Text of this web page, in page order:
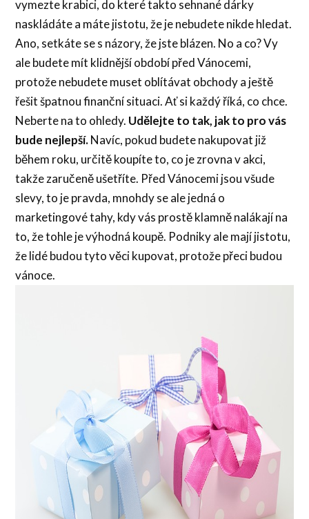
vymezte krabici, do které takto sehnané dárky
naskládáte a máte jistotu, že je nebudete nikde hledat.
Ano, setkáte se s názory, že jste blázen. No a co? Vy
ale budete mít klidnější období před Vánocemi,
protože nebudete muset oblítávat obchody a ještě
řešit špatnou finanční situaci. Ať si každý říká, co chce.
Neberte na to ohledy. Udělejte to tak, jak to pro vás
bude nejlepší.Navíc, pokud budete nakupovat již
během roku, určitě koupíte to, co je zrovna v akci,
takže zaručeně ušetříte. Před Vánocemi jsou všude
slevy, to je pravda, mnohdy se ale jedná o
marketingové tahy, kdy vás prostě klamně nalákají na
to, že tohle je výhodná koupě. Podniky ale mají jistotu,
že lidé budou tyto věci kupovat, protože přeci budou
vánoce.